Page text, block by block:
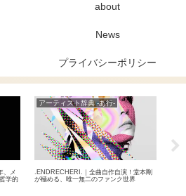
about
News
プライバシーポリシー
、メ
学的
アーティスト辞典 -あ行-
.ENDRECHERI.｜全曲自作自演！堂本剛
が極める、唯一無二のファンク世界